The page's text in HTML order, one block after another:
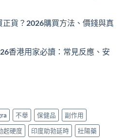
貨？2026購買方法、價錢與真
香港用家必讀：常見反應、安
不舉 保健品
副作用
起硬度 印度助勃延時 壯陽藥